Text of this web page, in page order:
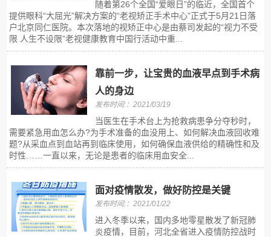
随着第26个全国“爱眼日”的临近，全国首个
提供眼科“大屈光”解决方案的“老视矫正手术中心”正式于5月21日落
户北京同仁医院。本次落地的视矫正中心是由蔡司发起的“视力不受
限 人生不设限”老视健康教育中国行活动中重...
靠前一步，让宝贵的血液早点到手术病
人的身边
发布时间:：2021/03/19
当医生在手术台上为抢救病患争分夺秒时，
需要紧急用血怎么办?为手术准备的血没用上、如何解决血液回收难
题?从采血点到血站再到临床使用，如何确保血液供给的精确性和及
时性……一直以来，无论是患者的临床用血安全...
面对疫情散发，做好防控是关键
发布时间:：2021/01/22
进入冬季以来，国内多地零星散发了新冠肺
炎疫情，目前，河北全省进入疫情防控战时